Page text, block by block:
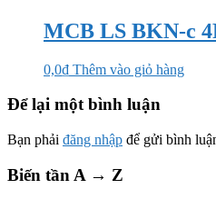
MCB LS BKN-c
0,0₫ Thêm vào giỏ hàng
Để lại một bình luận
Bạn phải đăng nhập để gửi bình
Biến tần A → Z